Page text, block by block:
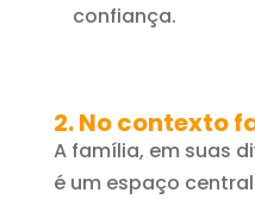
confiança.
2. No contexto
A família, em suas
é um espaço